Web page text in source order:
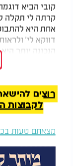
קובי הביא
קרתה לי תקלה
אחת היא
דווקא לי'
הנכונה יותר
אותנו מנזק
בהמשך הדרך.
דבר שמתקנים
דבר שקורה לנו
שאלנו על
"צירוף מקרים"
על הסף. הוא
הוא מאמין
ומדויק לחלוטין.
רוצים
לקבוצות
מצאתם טעות